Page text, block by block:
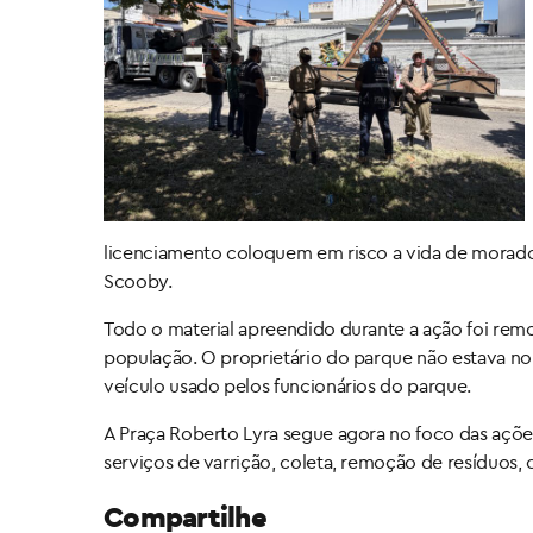
licenciamento coloquem em risco a vida de
Scooby.
Todo o material apreendido durante a ação foi
população. O proprietário do parque não estava
veículo usado pelos funcionários do parque.
A Praça Roberto Lyra segue agora no foco das
serviços de varrição, coleta, remoção de resíduos,
Compartilhe